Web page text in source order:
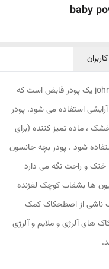
پودر بچه سفید جانسون johnson Baby Powder یک پودر قابض است که
استفاده می شود. پودر
، ماده تمیز کننده (برای
شود . پودر بچه جانسون
خنک و راحت نگه می دارد
ها بشقاب کوچک لغزنده
ناشی از اصطحکاک کمک
های آلرژی و ملایم و آلرژی